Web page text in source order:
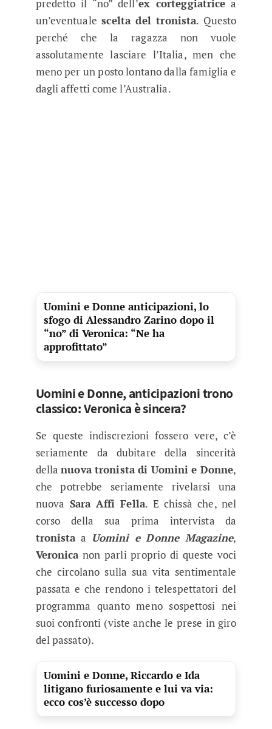
predetto il “no” dell’ex corteggiatrice a
un’eventualescelta del tronista. Questo
perché che la ragazza non vuole
assolutamente lasciare l’Italia, men che
meno per un posto lontano dalla famiglia e
dagli affetti come l’Australia.
Uomini e Donne anticipazioni, lo
sfogo di Alessandro Zarino dopo il
“no” di Veronica: “Ne ha
approfittato”
Uomini e Donne, anticipazioni trono
classico: Veronica è sincera?
Se queste indiscrezioni fossero vere, c’è
seriamente da dubitare della sincerità
dellanuova tronista di Uomini e Donne,
che potrebbe seriamente rivelarsi una
nuova Sara Affi Fella. E chissà che, nel
corso della sua prima intervista da
tronistaa Uomini e Donne Magazine,
Veronicanon parli proprio di queste voci
che circolano sulla sua vita sentimentale
passata e che rendono i telespettatori del
programma quanto meno sospettosi nei
suoi confronti (viste anche le prese in giro
del passato).
Uomini e Donne, Riccardo e Ida
litigano furiosamente e lui va via:
ecco cos’è successo dopo